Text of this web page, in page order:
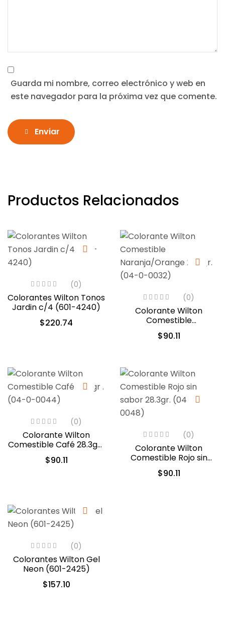
Guarda mi nombre, correo electrónico y web en
este navegador para la próxima vez que comente.
Enviar
Productos Relacionados
(0)
Colorantes Wilton Tonos
Jardin c/4 (601-4240)
$220.74
(0)
Colorante Wilton
Comestible
Naranja/Orange 28.3gr.
(04-0-0032)
$90.11
(0)
Colorante Wilton
Comestible Café 28.3gr .
(04-0-0044)
$90.11
(0)
Colorante Wilton
Comestible Rojo sin
sabor 28.3gr. (04-0-
0048)
$90.11
(0)
Colorantes Wilton Gel
Neon (601-2425)
$157.10